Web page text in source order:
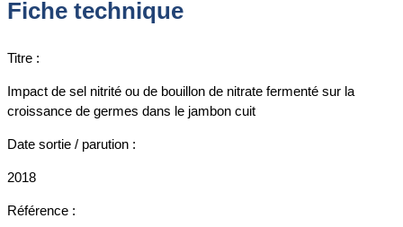
Fiche technique
Titre :
Impact de sel nitrité ou de bouillon de nitrate fermenté sur la
croissance de germes dans le jambon cuit
Date sortie / parution :
2018
Référence :